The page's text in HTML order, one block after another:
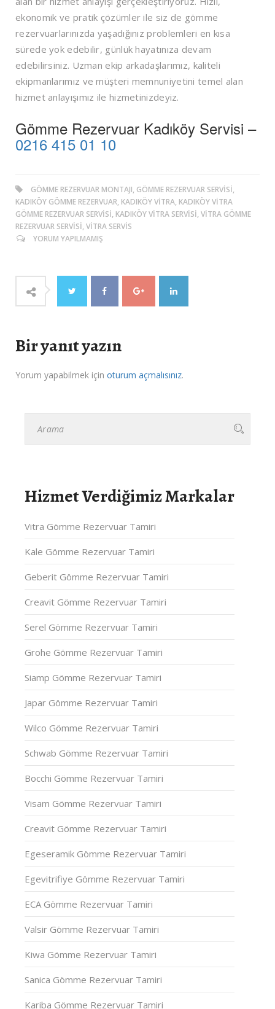
ekonomik ve pratik çözümler ile siz de gömme
rezervuarlarınızda yaşadığınız problemleri en kısa
sürede yok edebilir, günlük hayatınıza devam
edebilirsiniz. Uzman ekip arkadaşlarımız, kaliteli
ekipmanlarımız ve müşteri memnuniyetini temel alan
hizmet anlayışımız ile hizmetinizdeyiz.
Gömme Rezervuar Kadıköy Servisi –
0216 415 01 10
GÖMME REZERVUAR MONTAJI, GÖMME REZERVUAR SERVISI,
KADIKÖY GÖMME REZERVUAR, KADIKÖY VITRA, KADIKÖY VITRA
GÖMME REZERVUAR SERVISI, KADIKÖY VITRA SERVISI, VITRA GÖMME
REZERVUAR SERVISI, VITRA SERVIS
YORUM YAPILMAMIŞ
Bir yanıt yazın
Yorum yapabilmek için oturum açmalısınız.
Hizmet Verdiğimiz Markalar
Vitra Gömme Rezervuar Tamiri
Kale Gömme Rezervuar Tamiri
Geberit Gömme Rezervuar Tamiri
Creavit Gömme Rezervuar Tamiri
Serel Gömme Rezervuar Tamiri
Grohe Gömme Rezervuar Tamiri
Siamp Gömme Rezervuar Tamiri
Japar Gömme Rezervuar Tamiri
Wilco Gömme Rezervuar Tamiri
Schwab Gömme Rezervuar Tamiri
Bocchi Gömme Rezervuar Tamiri
Visam Gömme Rezervuar Tamiri
Creavit Gömme Rezervuar Tamiri
Egeseramik Gömme Rezervuar Tamiri
Egevitrifiye Gömme Rezervuar Tamiri
ECA Gömme Rezervuar Tamiri
Valsir Gömme Rezervuar Tamiri
Kiwa Gömme Rezervuar Tamiri
Sanica Gömme Rezervuar Tamiri
Kariba Gömme Rezervuar Tamiri